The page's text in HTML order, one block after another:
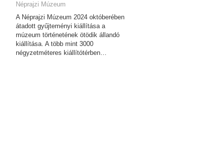
Néprajzi Múzeum
A Néprajzi Múzeum 2024 októberében
átadott gyűjteményi kiállítása a
múzeum történetének ötödik állandó
kiállítása. A több mint 3000
négyzetméteres kiállítótérben…